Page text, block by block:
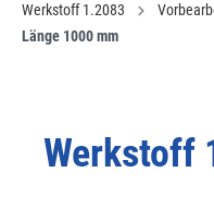
Werkstoff 1.2083
Länge 1000 mm
Werkstoff